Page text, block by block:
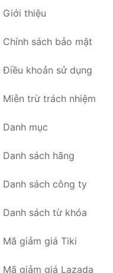
Giới thiệu
Chính sách bảo mật
Điều khoản sử dụng
Miễn trừ trách nhiệm
Danh mục
Danh sách hãng
Danh sách công ty
Danh sách từ khóa
Mã giảm giá Tiki
Mã giảm giá Lazada